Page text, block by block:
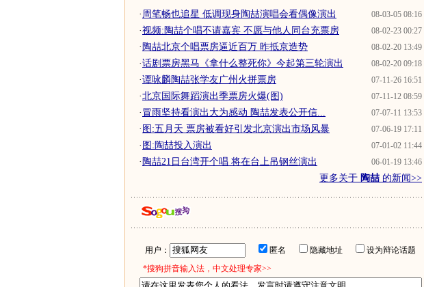
08-03-05 08:16
· 周笔畅也追星 低调现身陶喆演唱会看偶像演出
08-02-23 00:27
·视频:陶喆个唱不请嘉宾 不愿与他人同台充票房
08-02-20 13:49
· 陶喆北京个唱票房逼近百万 昨抵京造势
08-02-20 09:18
·话剧票房黑马《拿什么整死你》今起第三轮演出
07-11-26 16:51
·谭咏麟陶喆张学友广州火拼票房
07-11-12 08:59
·北京国际舞蹈演出季票房火爆(图)
07-07-11 13:53
· 冒雨坚持看演出大为感动 陶喆发表公开信...
07-06-19 17:11
· 图:五月天 票房被看好引发北京演出市场风暴
07-01-02 11:44
· 图:陶喆投入演出
06-01-19 13:46
· 陶喆21日台湾开个唱 将在台上吊钢丝演出
更多关于 陶喆 的新闻>>
用户： 匿名 隐藏地址
设为辩论话题
*搜狗拼音输入法，中文处理专家>>